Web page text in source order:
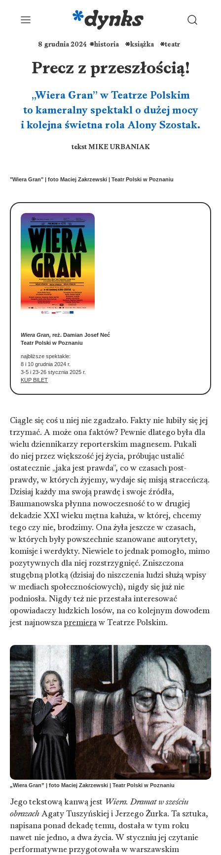
8 grudnia 2024 historia książka teatr
Precz z przeszłością!
„Wiera Gran” w Teatrze Polskim
to kameralny spektakl o dużej mocy
i kolejna świetna rola Alony Szostak.
tekst MIKE URBANIAK
"Wiera Gran" | foto Maciej Zakrzewski | Teatr Polski w Poznaniu
Wiera Gran, reż. Damian Josef Neć
Teatr Polski w Poznaniu
najbliższe spektakle:
8 i 10 grudnia 2024 r.
3-5 i 23-26 stycznia 2025 r.
KUP BILET
Ciągle się coś u niej nie zgadzało. Fakty nie lubiły się jej
trzymać. A może ona faktów? Pewnie dlatego była dla
wielu dziennikarzy reporterskim magnesem. Pukali
do niej przez większość jej życia, próbując ustalić
ostatecznie „jaka jest prawda”, co w czasach post-
prawdy, w których żyjemy, wydaje się misją straceńczą.
Dzisiaj każdy ma swoją prawdę i swoje źródła,
Baumanowska płynna nowoczesność to w drugiej
dekadzie XXI wieku mętna kałuża, w której, chcemy
tego czy nie, brodzimy. Ona żyła jeszcze w czasach,
w których były powszechnie szanowane autorytety,
komisje i werdykty. Niewiele to jednak pomogło, mimo
pozytywnych dla niej rozstrzygnięć. Zniszczona
stugębną plotką (dzisiaj do niszczenia ludzi służą wpisy
w mediach społecznościowych), nigdy się już nie
podniosła. Nigdy też nie przestała interesować
opowiadaczy ludzkich losów, na co kolejnym dowodem
jest najnowsza premiera w Teatrze Polskim.
„Wiera Gran” | foto Maciej Zakrzewski | Teatr Polski w Poznaniu
Jego tekstową kanwą jest Wiera. Dramat w sześciu
obrazach Agaty Tuszyńskiej i Jerzego Żurka. Ta sztuka,
napisana ponad dekadę temu, dostała w tym roku
nawet nie jedno, a dwa życia. W styczniu jej czytanie
performatywne przygotowała w warszawskim